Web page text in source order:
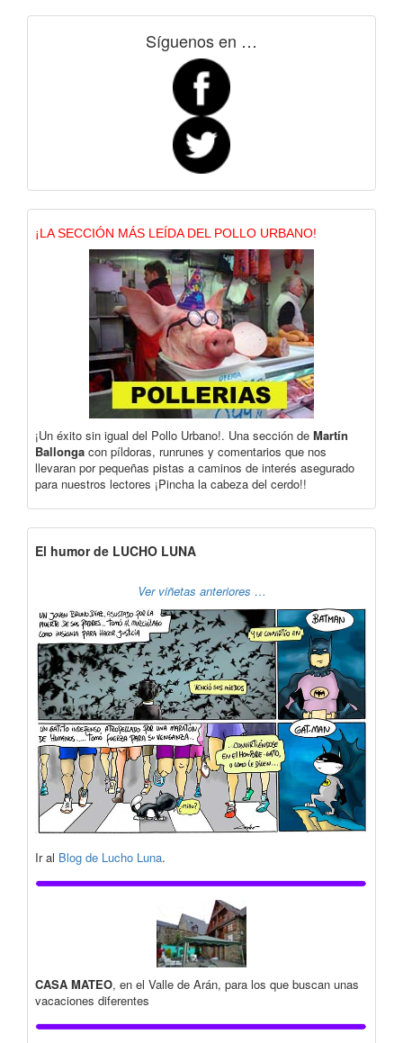
Síguenos en …
¡LA SECCIÓN MÁS LEÍDA DEL POLLO URBANO!
¡Un éxito sin igual del Pollo Urbano!. Una sección de Martín
Ballonga con píldoras, runrunes y comentarios que nos
llevaran por pequeñas pistas a caminos de interés asegurado
para nuestros lectores ¡Pincha la cabeza del cerdo!!
El humor de LUCHO LUNA
Ver viñetas anteriores …
Ir al Blog de Lucho Luna.
CASA MATEO, en el Valle de Arán, para los que buscan unas
vacaciones diferentes